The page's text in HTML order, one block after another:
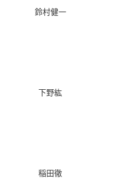
鈴村健一
下野紘
稲田徹